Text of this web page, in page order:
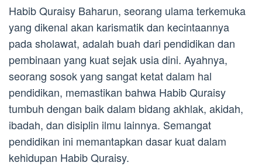
Habib Quraisy Baharun, seorang ulama terkemuka
yang dikenal akan karismatik dan kecintaannya
pada sholawat, adalah buah dari pendidikan dan
pembinaan yang kuat sejak usia dini. Ayahnya,
seorang sosok yang sangat ketat dalam hal
pendidikan, memastikan bahwa Habib Quraisy
tumbuh dengan baik dalam bidang akhlak, akidah,
ibadah, dan disiplin ilmu lainnya. Semangat
pendidikan ini memantapkan dasar kuat dalam
kehidupan Habib Quraisy.